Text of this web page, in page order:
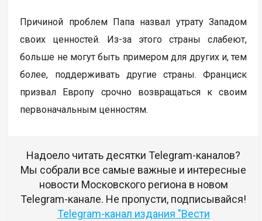
Причиной проблем Папа назвал утрату Западом
своих ценностей. Из-за этого страны слабеют,
больше не могут быть примером для других и, тем
более, поддерживать другие страны. Франциск
призвал Европу срочно возвращаться к своим
первоначальным ценностям.
Надоело читать десятки Telegram-каналов?
Мы собрали все самые важные и интересные
новости Московского региона в новом
Telegram-канале. Не пропусти, подписывайся!
Telegram-канал издания "Вести